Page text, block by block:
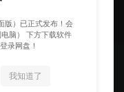
安备14082502000130号
版）已正式发布！会
脑） 下方下载软件
录网盘！
我知道了